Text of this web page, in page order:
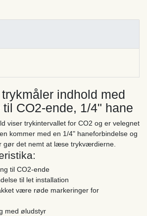
indhold med
CO2-ende, 1/4" hane
viser trykintervallet for CO2 og er velegnet
kommer med en 1/4" haneforbindelse og
gør det nemt at læse trykværdierne.
til CO2-ende
til let installation
være røde markeringer for
med øludstyr